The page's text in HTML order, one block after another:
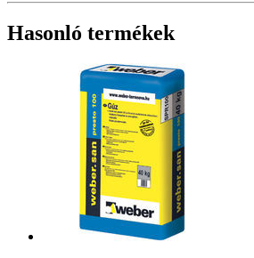
Hasonló termékek